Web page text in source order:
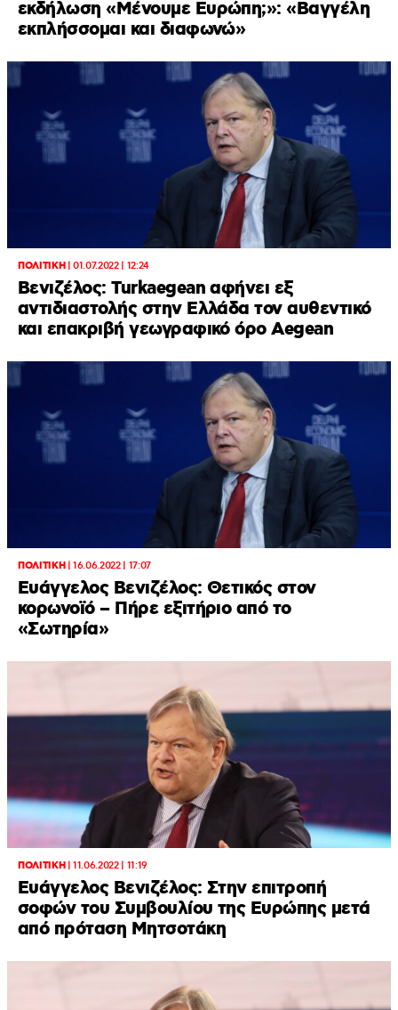
εκδήλωση «Μένουμε Ευρώπη;»: «Βαγγέλη
εκπλήσσομαι και διαφωνώ»
ΠΟΛΙΤΙΚΗ|01.07.2022 | 12:24
Βενιζέλος: Turkaegean αφήνει εξ
αντιδιαστολής στην Ελλάδα τον αυθεντικό
και επακριβή γεωγραφικό όρο Aegean
ΠΟΛΙΤΙΚΗ|16.06.2022 | 17:07
Ευάγγελος Βενιζέλος: Θετικός στον
κορωνοϊό – Πήρε εξιτήριο από το
«Σωτηρία»
ΠΟΛΙΤΙΚΗ|11.06.2022 | 11:19
Ευάγγελος Βενιζέλος: Στην επιτροπή
σοφών του Συμβουλίου της Ευρώπης μετά
από πρόταση Μητσοτάκη